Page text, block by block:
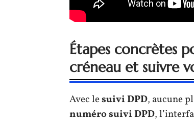
Étapes concrètes
créneau et suivre
Avec lesuivi DPD, aucune
numéro suivi DPD,